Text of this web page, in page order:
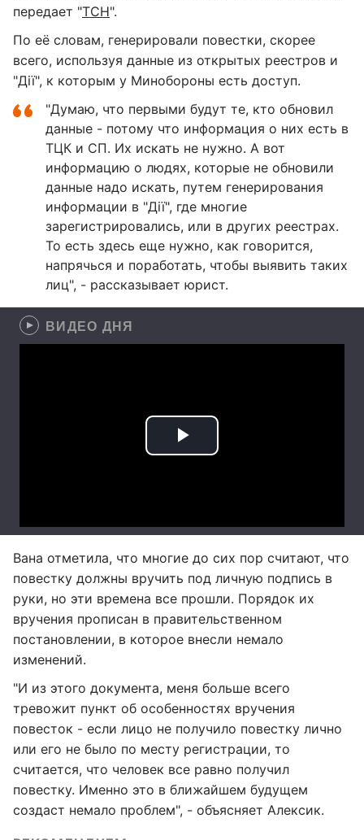
передает "ТСН".
По её словам, генерировали повестки, скорее
всего, используя данные из открытых реестров и
"Дії", к которым у Минобороны есть доступ.
"Думаю, что первыми будут те, кто обновил
данные - потому что информация о них есть в
ТЦК и СП. Их искать не нужно. А вот
информацию о людях, которые не обновили
данные надо искать, путем генерирования
информации в "Дії", где многие
зарегистрировались, или в других реестрах.
То есть здесь еще нужно, как говорится,
напрячься и поработать, чтобы выявить таких
лиц", - рассказывает юрист.
ВИДЕО ДНЯ
Вана отметила, что многие до сих пор считают, что
повестку должны вручить под личную подпись в
руки, но эти времена все прошли. Порядок их
вручения прописан в правительственном
постановлении, в которое внесли немало
изменений.
"И из этого документа, меня больше всего
тревожит пункт об особенностях вручения
повесток - если лицо не получило повестку лично
или его не было по месту регистрации, то
считается, что человек все равно получил
повестку. Именно это в ближайшем будущем
создаст немало проблем", - объясняет Алексик.